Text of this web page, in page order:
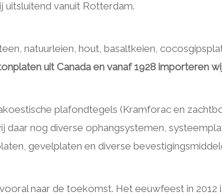
vanuit Rotterdam.
natuurleien, hout, basaltkeien,
uit Canada en vanaf 1928 importeren
plafondtegels (Kramforac en
nog diverse ophangsystemen,
gevelplaten en diverse
naar de toekomst. Het eeuwfeest in